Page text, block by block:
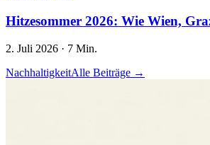
Hitzesommer 2026: Wie Wien,
2. Juli 2026 · 7 Min.
NachhaltigkeitAlle Beiträge →